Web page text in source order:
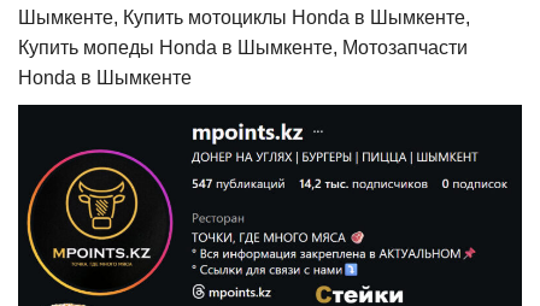
Шымкенте, Купить мотоциклы Honda в Шымкенте,
Купить мопеды Honda в Шымкенте, Мотозапчасти
Honda в Шымкенте